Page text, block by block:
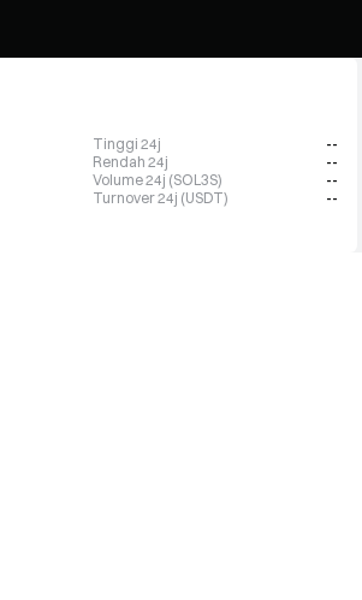
Tinggi 24j
--
Rendah 24j
--
Volume 24j (SOL3S)
--
Turnover 24j (USDT)
--